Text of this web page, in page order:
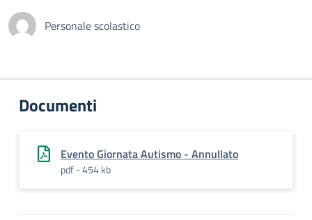
Personale scolastico
Documenti
Evento Giornata Autismo - Annullato
pdf - 454 kb